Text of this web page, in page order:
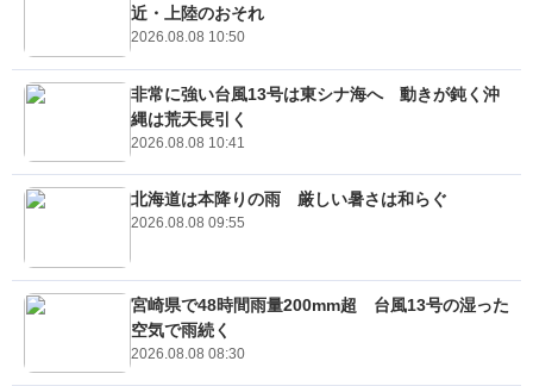
近・上陸のおそれ
2026.08.08 10:50
非常に強い台風13号は東シナ海へ 動きが鈍く沖
縄は荒天長引く
2026.08.08 10:41
北海道は本降りの雨 厳しい暑さは和らぐ
2026.08.08 09:55
宮崎県で48時間雨量200mm超 台風13号の湿った
空気で雨続く
2026.08.08 08:30